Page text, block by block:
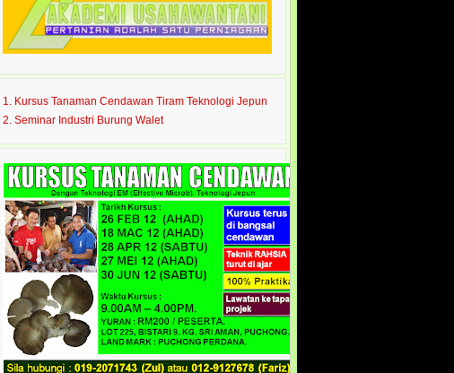
1. Kursus Tanaman Cendawan Tiram Teknologi Jepun
2. Seminar Industri Burung Walet